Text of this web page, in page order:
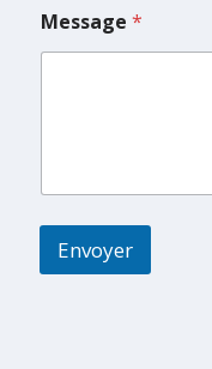
Message *
Envoyer